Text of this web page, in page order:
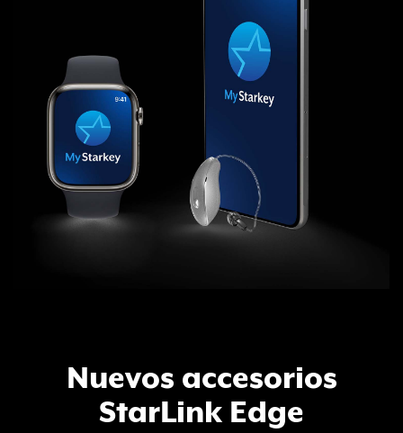
Nuevos accesorios
StarLink Edge